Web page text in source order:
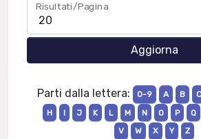
Risultati/Pagina
Parti dalla lettera: 0-9 A B C
H
I J K L M N O P Q
V
W X Y Z